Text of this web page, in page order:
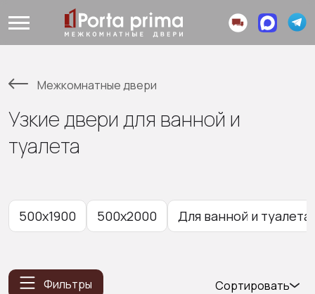
Межкомнатные двери
Узкие двери для ванной и
туалета
500x1900 500x2000 Для ванной и
Фильтры
Сортировать